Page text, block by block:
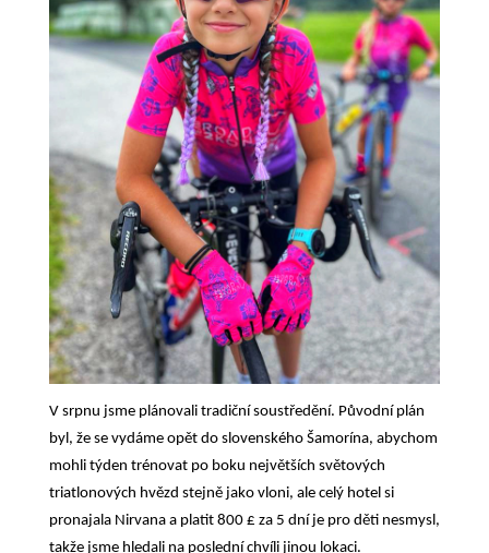
V srpnu jsme plánovali tradiční soustředění. Původní plán
byl, že se vydáme opět do slovenského Šamorína, abychom
mohli týden trénovat po boku největších světových
triatlonových hvězd stejně jako vloni, ale celý hotel si
pronajala Nirvana a platit 800 £ za 5 dní je pro děti nesmysl,
takže jsme hledali na poslední chvíli jinou lokaci.